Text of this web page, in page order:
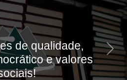
de qualidade,
e valores